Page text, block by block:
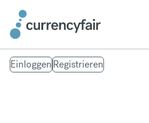
EinloggenRegistrieren